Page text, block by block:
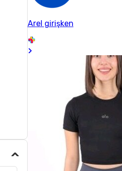
Arel girişken